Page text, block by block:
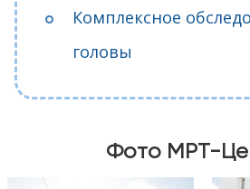
Комплексное
головы
Фото МРТ-